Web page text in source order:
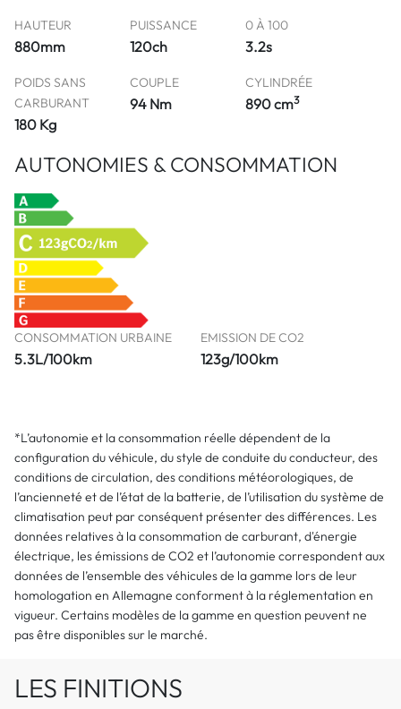
HAUTEUR
880mm
PUISSANCE
120ch
0 À 100
3.2s
POIDS SANS
CARBURANT
180 Kg
COUPLE
94 Nm
CYLINDRÉE
890 cm3
AUTONOMIES & CONSOMMATION
CONSOMMATION URBAINE
5.3L/100km
EMISSION DE CO2
123g/100km
*L’autonomie et la consommation réelle dépendent de la
configuration du véhicule, du style de conduite du conducteur, des
conditions de circulation, des conditions météorologiques, de
l’ancienneté et de l’état de la batterie, de l’utilisation du système de
climatisation peut par conséquent présenter des différences. Les
données relatives à la consommation de carburant, d'énergie
électrique, les émissions de CO2 et l’autonomie correspondent aux
données de l’ensemble des véhicules de la gamme lors de leur
homologation en Allemagne conforment à la réglementation en
vigueur. Certains modèles de la gamme en question peuvent ne
pas être disponibles sur le marché.
LES FINITIONS